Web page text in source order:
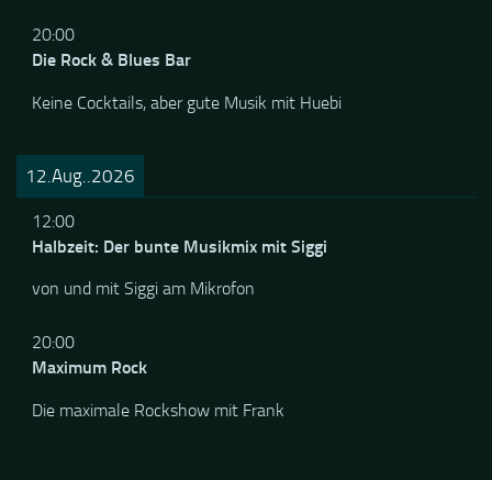
20:00
Die Rock & Blues Bar
Keine Cocktails, aber gute Musik mit Huebi
12.Aug..2026
12:00
Halbzeit: Der bunte Musikmix mit Siggi
von und mit Siggi am Mikrofon
20:00
Maximum Rock
Die maximale Rockshow mit Frank